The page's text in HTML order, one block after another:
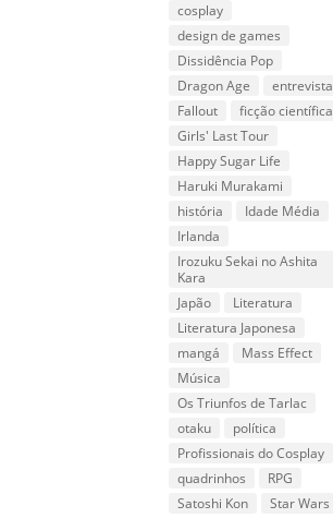
cosplay
design de games
Dissidência Pop
Dragon Age
entrevista
Fallout
ficção científica
Girls' Last Tour
Happy Sugar Life
Haruki Murakami
história
Idade Média
Irlanda
Irozuku Sekai no Ashita
Kara
Japão
Literatura
Literatura Japonesa
mangá
Mass Effect
Música
Os Triunfos de Tarlac
otaku
política
Profissionais do Cosplay
quadrinhos
RPG
Satoshi Kon
Star Wars